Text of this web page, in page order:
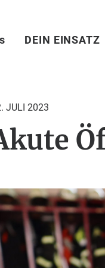
DEIN EINSATZ
JULI 2023